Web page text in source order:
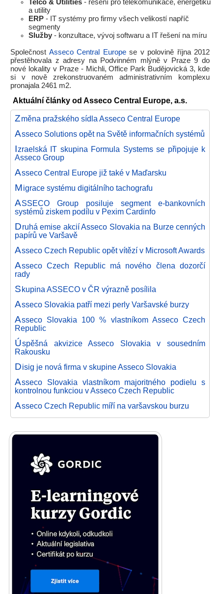
Telco & Utilities - řešení pro telekomunikace, energetiku
a utility
ERP - IT systémy pro firmy všech velikostí napříč
segmenty
Služby - konzultace, vývoj softwaru a IT řešení na míru
Společnost Asseco Central Europese v polovině října 2012
přestěhovala z adresy na Podvinném mlýně v Praze 9 do
nové lokality v Praze - Michli, Office Park Budějovická 3, kde
si v nově zrekonstruovaném administrativním komplexu
pronajala 2461 m2.
Aktuální články od Asseco Central Europe, a.s.
Změna pražského sídla Asseco Central Europe
Asseco Solutions opět na Světě informačních systémů
Izraelská IT skupina Formula Systems se připojuje k
Asseco Group
Asseco Central Europe již také v Maďarsku
Migrace systému digitálního tachografu
ASSECO Group posiluje segment e-bankovních
systémů ziskem podílu v Pexim Cardinfo
Druhá emise akcií Asseco Slovakia na Burze cenných
papírů ve Varšavě
Asseco Czech Republic opět vítězí v Microsoft Awards
Asseco Czech Republic má nového člena dozorčí
rady
S kupina ASSECO v ČR výrazně posílila
Asseco Slovakia patří mezi perly Varšavské burzy
Asseco Slovakia 100 % vlastníkom Asseco Czech
Republic
Úspěšná akvizice Asseco Slovakia v sousedním
Rakousku
Disig je nová firma v skupine Asseco Slovakia
Asseco Slovakia vlastníkom majoritného podielu s
kontrolnou funkciou v Asseco Czech Republic
Asseco Czech Republic míří na varšavskou burzu